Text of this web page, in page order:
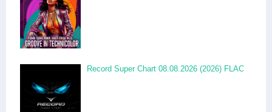
Record Super Chart 08.08.2026 (2026) FLAC